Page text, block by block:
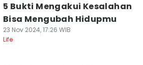
5 Bukti Mengakui Kesalahan
Bisa Mengubah Hidupmu
23 Nov 2024, 17:26 WIB
Life